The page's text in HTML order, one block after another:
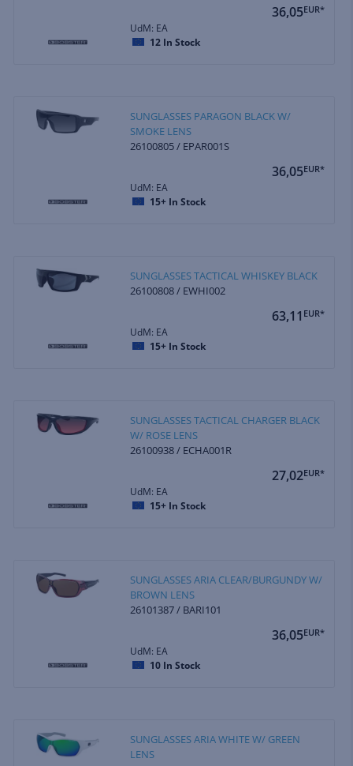
36,05EUR*
UdM: EA
12 In Stock
SUNGLASSES PARAGON BLACK W/
SMOKE LENS
26100805 / EPAR001S
36,05EUR*
UdM: EA
15+ In Stock
SUNGLASSES TACTICAL WHISKEY BLACK
26100808 / EWHI002
63,11 EUR*
UdM: EA
15+ In Stock
SUNGLASSES TACTICAL CHARGER BLACK
W/ ROSE LENS
26100938 / ECHA001R
27,02EUR*
UdM: EA
15+ In Stock
SUNGLASSES ARIA CLEAR/BURGUNDY W/
BROWN LENS
26101387 / BARI101
36,05EUR*
UdM: EA
10 In Stock
SUNGLASSES ARIA WHITE W/ GREEN
LENS